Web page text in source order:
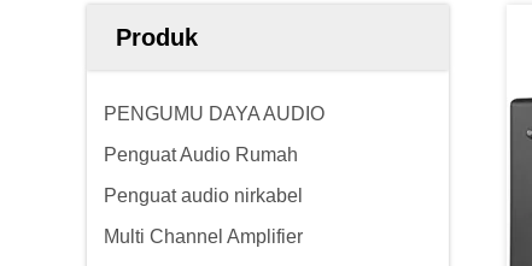
Produk
PENGUMU DAYA AUDIO
Penguat Audio Rumah
Penguat audio nirkabel
Multi Channel Amplifier